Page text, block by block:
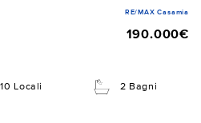
RE/MAX Casamia
190.000€
10 Locali 2 Bagni